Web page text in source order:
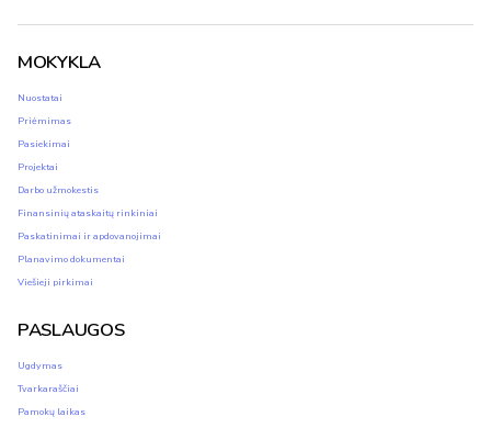
MOKYKLA
Nuostatai
Priėmimas
Pasiekimai
Projektai
Darbo užmokestis
Finansinių ataskaitų rinkiniai
Paskatinimai ir apdovanojimai
Planavimo dokumentai
Viešieji pirkimai
PASLAUGOS
Ugdymas
Tvarkaraščiai
Pamokų laikas